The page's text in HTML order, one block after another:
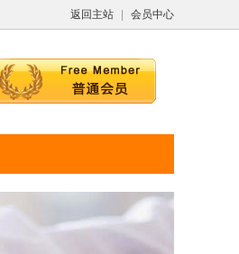
返回主站 会员中心